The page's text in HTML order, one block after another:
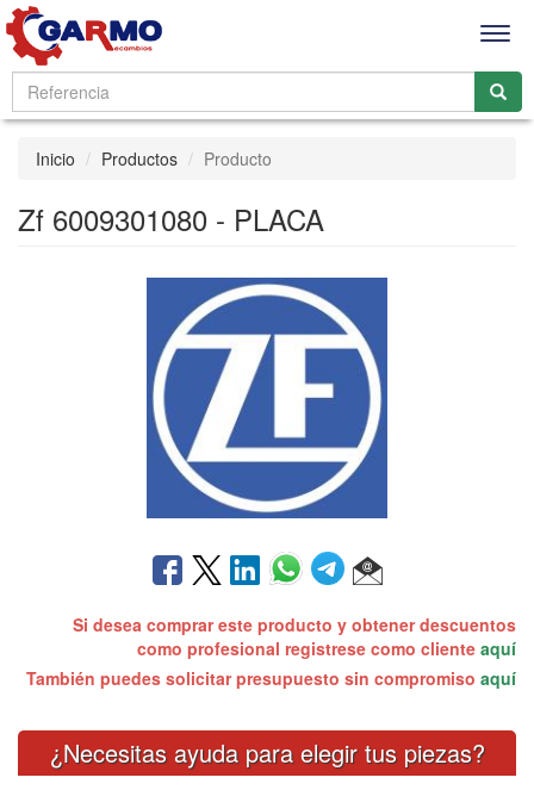
Inicio Productos Producto
Zf 6009301080 - PLACA
Si desea comprar este producto y obtener descuentos
como profesional registrese como cliente aquí
También puedes solicitar presupuesto sin compromiso aquí
¿Necesitas ayuda para elegir tus piezas?